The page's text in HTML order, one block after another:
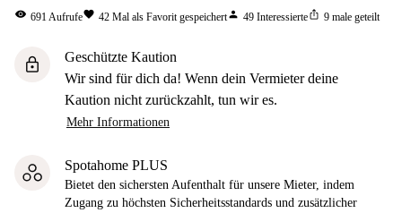
visibility 691Aufrufefavorite 42 Mal als Favorit gespeichertperson 49 Interessierteios_share 9 male geteilt
lock
Geschützte Kaution
Wir sind für dich da! Wenn dein Vermieter deine
Kaution nicht zurückzahlt, tun wir es.
Mehr Informationen
Spotahome PLUS
Bietet den sichersten Aufenthalt für unsere Mieter, indem
Zugang zu höchsten Sicherheitsstandards und zusätzlicher